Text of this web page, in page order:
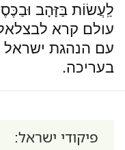
לַֽעֲשׂוֹת בַּזָּהָב
עולם קרא
עם הנהגת
בעריכה.
פיקודי ישראל: